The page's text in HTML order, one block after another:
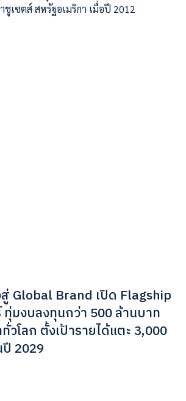
เซตส์ สหรัฐอเมริกา เมื่อปี 2012
Brand เปิด Flagship
มงบลงทุนกว่า 500 ล้านบาท
วโลก ตั้งเป้ารายได้แตะ 3,000
2029